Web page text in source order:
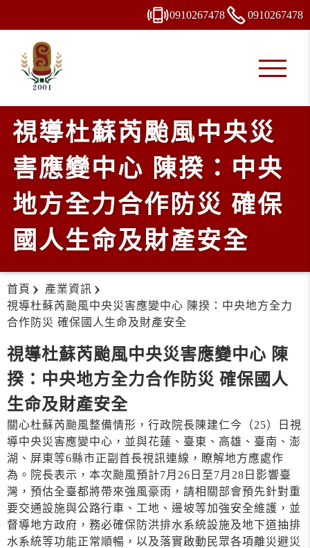
0910267478 0910267478
視導杜蘇芮颱風中央災
害應變中心 陳揆：中央
地方全力合作防災 確保
國人生命及財產安全
首頁
產業資訊
視導杜蘇芮颱風中央災害應變中心 陳揆：中央地方全力
合作防災 確保國人生命及財產安全
視導杜蘇芮颱風中央災害應變中心 陳
揆：中央地方全力合作防災 確保國人
生命及財產安全
關心杜蘇芮颱風整備情形，行政院長陳建仁今（25）日視
導中央災害應變中心，並與花蓮、臺東、高雄、臺南、澎
湖、屏東等6縣市正副首長視訊連線，瞭解地方應處作
為。院長表示，本次颱風預計7月26日至7月28日影響臺
灣，預估全臺都將帶來強風豪雨，請相關部會預先針對重
要交通設施與公路行車、工地、邊坡等加強安全維護，並
督導地方政府，務必確保防洪排水系統設施及地下道抽排
水系統等功能正常順暢，以及落實啟動民眾各項離災避災